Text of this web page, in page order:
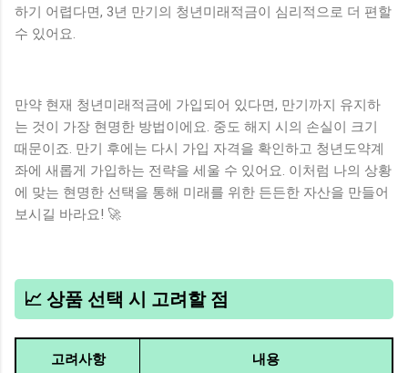
하기 어렵다면, 3년 만기의 청년미래적금이 심리적으로 더 편할
수 있어요.
만약 현재 청년미래적금에 가입되어 있다면, 만기까지 유지하
는 것이 가장 현명한 방법이에요. 중도 해지 시의 손실이 크기
때문이죠. 만기 후에는 다시 가입 자격을 확인하고 청년도약계
좌에 새롭게 가입하는 전략을 세울 수 있어요. 이처럼 나의 상황
에 맞는 현명한 선택을 통해 미래를 위한 든든한 자산을 만들어
보시길 바라요! 🚀
📈 상품 선택 시 고려할 점
고려사항 내용